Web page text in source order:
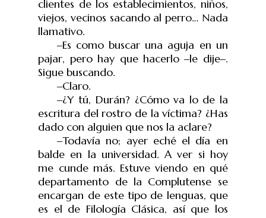
clientes de los establecimientos, niños,
viejos, vecinos sacando al perro… Nada
llamativo.
‒Es como buscar una aguja en un
pajar, pero hay que hacerlo‒le dije‒.
Sigue buscando.
‒Claro.
‒¿Y tú, Durán? ¿Cómo va lo de la
escritura del rostro de la víctima? ¿Has
dado con alguien que nos la aclare?
‒Todavía no; ayer eché el día en
balde en la universidad. A ver si hoy
me cunde más. Estuve viendo en qué
departamento de la Complutense se
encargan de este tipo de lenguas, que
es el de Filología Clásica, así que los